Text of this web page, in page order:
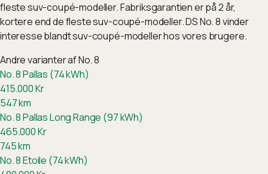
fleste suv-coupé-modeller. Fabriksgarantien er på 2 år,
kortere end de fleste suv-coupé-modeller. DS No. 8 vinder
interesse blandt suv-coupé-modeller hos vores brugere.
Andre varianter afNo. 8
No. 8 Pallas (74 kWh)
415.000Kr
547km
No. 8 Pallas Long Range (97 kWh)
465.000Kr
745km
No. 8 Etoile (74 kWh)